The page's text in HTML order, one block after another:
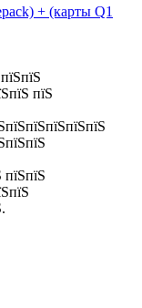
+ (карты Q1
пїЅ
пїЅпїЅ